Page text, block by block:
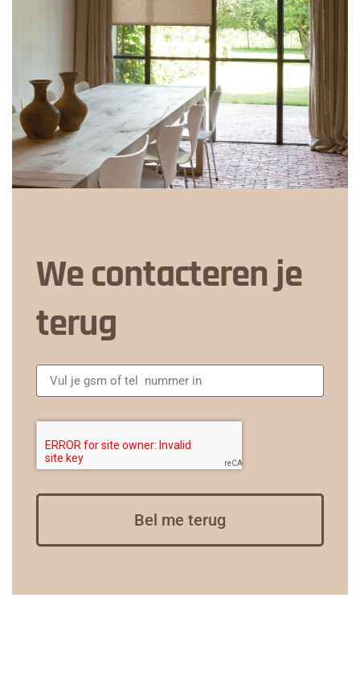
We contacteren je
terug
Bel me terug